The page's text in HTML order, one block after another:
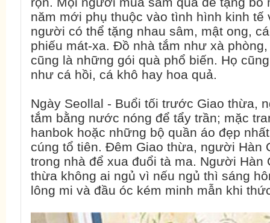
năm mới phụ thuộc vào tình hình kinh
người có thể tặng nhau sâm, mật ong,
phiếu mát-xa. Đồ nhà tắm như xà
cũng là những gói quà phổ biến. Họ
như cá hồi, cá khô hay hoa quả.
Ngày Seollal - Buổi tối trước Giao thừa,
tắm bằng nước nóng để tẩy trần; mặc
hanbok hoặc những bộ quần áo đẹp
cúng tổ tiên. Đêm Giao thừa, người Hàn
trong nhà để xua đuổi tà ma. Người Hàn
thừa không ai ngủ vì nếu ngủ thì sáng
lông mi và đầu óc kém minh mẫn khi